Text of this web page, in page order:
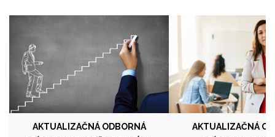
AKTUALIZAČNÁ ODBORNÁ
AKTUALIZAČNÁ